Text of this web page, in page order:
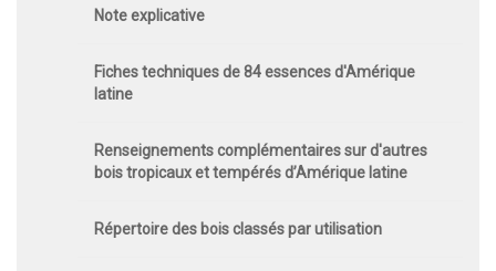
Note explicative
Fiches techniques de 84 essences d'Amérique
latine
Renseignements complémentaires sur d'autres
bois tropicaux et tempérés d’Amérique latine
Répertoire des bois classés par utilisation